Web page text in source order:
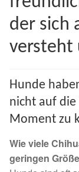
Spenden
Juli bis
Januar
Spenden
Juli bis
der sich
versteht
Hunde
nicht auf die
Moment zu
Wie viele
geringen